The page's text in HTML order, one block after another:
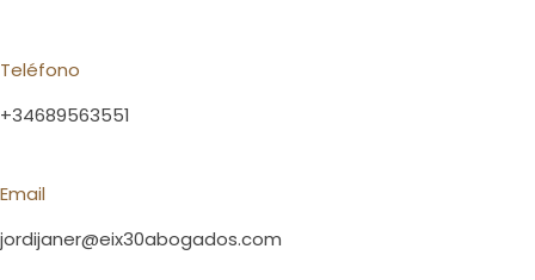
Teléfono
+34689563551
Email
jordijaner@eix30abogados.com